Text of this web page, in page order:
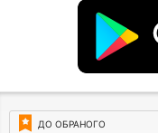
ДО ОБРАНОГО